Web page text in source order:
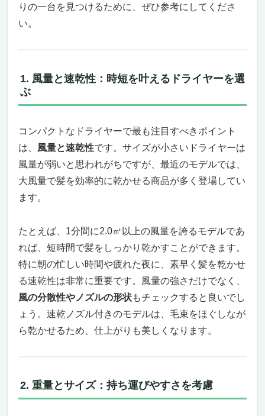
Le Dzxドライヤー：究極の「コンパクトなドラ
応
安全性と静音性を兼ね備えた安心設計
持ち運びに便利な「コンパクトなドライヤ
Laifen SWIFT SPECIALドライヤー：限定版で
美しさを一新
高速乾燥と大風量で時間を節約
静音設計で快適な使用感を実現
SALONIA スムースシャイン ドライヤー：コン
パクトなドライヤーで叶える美髪ケア
驚きの速乾力で時短を叶える
髪を守りながら輝きを与えるケアモード
マイナスイオンで潤いとツヤをプラス
持ち運びに便利で収納も簡単
しいヘアケア習慣を始めよう
Bopwavy高風速ドライヤー: 毎日のヘアケアに
りの一台を見つけるために、ぜひ参考にしてくださ
い。
1. 風量と速乾性：時短を叶えるドライヤーを選
ぶ
コンパクトなドライヤーで最も注目すべきポイント
は、 風量と速乾性です。サイズが小さいドライヤーは
風量が弱いと思われがちですが、最近のモデルでは、
大風量で髪を効率的に乾かせる商品が多く登場してい
ます。
たとえば、1分間に2.0㎥以上の風量を誇るモデルであ
れば、短時間で髪をしっかり乾かすことができます。
特に朝の忙しい時間や疲れた夜に、素早く髪を乾かせ
る速乾性は非常に重要です。風量の強さだけでなく、
風の分散性やノズルの形状もチェックすると良いでし
ょう。速乾ノズル付きのモデルは、毛束をほぐしなが
ら乾かせるため、仕上がりも美しくなります。
2. 重量とサイズ：持ち運びやすさを考慮